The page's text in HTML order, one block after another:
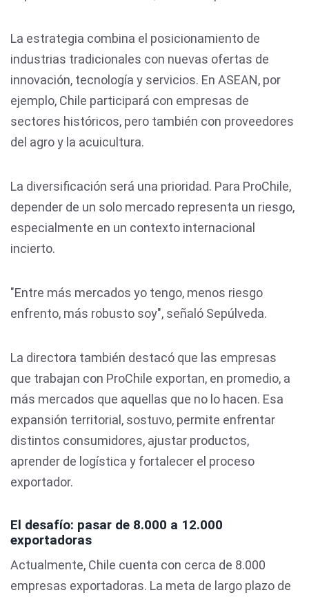
La estrategia combina el posicionamiento de
industrias tradicionales con nuevas ofertas de
innovación, tecnología y servicios. En ASEAN, por
ejemplo, Chile participará con empresas de
sectores históricos, pero también con proveedores
del agro y la acuicultura.
La diversificación será una prioridad. Para ProChile,
depender de un solo mercado representa un riesgo,
especialmente en un contexto internacional
incierto.
"Entre más mercados yo tengo, menos riesgo
enfrento, más robusto soy", señaló Sepúlveda.
La directora también destacó que las empresas
que trabajan con ProChile exportan, en promedio, a
más mercados que aquellas que no lo hacen. Esa
expansión territorial, sostuvo, permite enfrentar
distintos consumidores, ajustar productos,
aprender de logística y fortalecer el proceso
exportador.
El desafío: pasar de 8.000 a 12.000
exportadoras
Actualmente, Chile cuenta con cerca de 8.000
empresas exportadoras. La meta de largo plazo de